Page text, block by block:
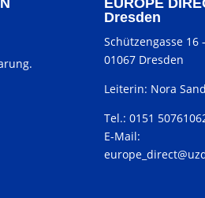
Dresden
Schützengasse 16
01067 Dresden
Leiterin: Nora
Tel.: 0151
E-Mail: